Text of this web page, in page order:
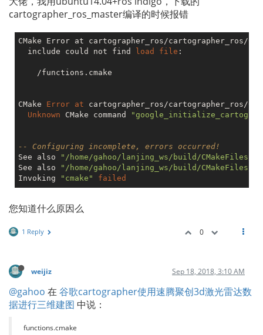
cartographer_ros_master编译的时候报错
CMake Error at cartographer_ros/cartographer_ros/
  include could not find
load file :
    /functions.cmake
CMake Error at cartographer_ros/cartographer_ros/
Unknown CMake command
-- Configuring incomplete, errors occurred!
See also
"/home/gahoo/lanjing_ws/build/CMakeFiles/
See also
"/home/gahoo/lanjing_ws/build/CMakeFiles/
Invoking
"cmake" failed
您知道什么原因么
1 Reply 0
weijiz Sep 18, 2018, 3:10 AM
@gahoo 在 谷歌cartographer使用速腾聚创3d激光雷达数
据进行三维建图 中说：
functions.cmake